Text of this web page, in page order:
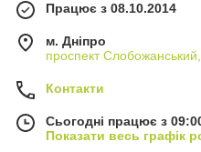
Працює з 08.10.2014
м. Дніпро
проспект
Контакти
Сьогодні працює з
Показати весь графік